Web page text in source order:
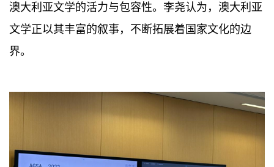
澳大利亚文学的活力与包容性。李尧认为，澳大利亚
文学正以其丰富的叙事，不断拓展着国家文化的边
界。